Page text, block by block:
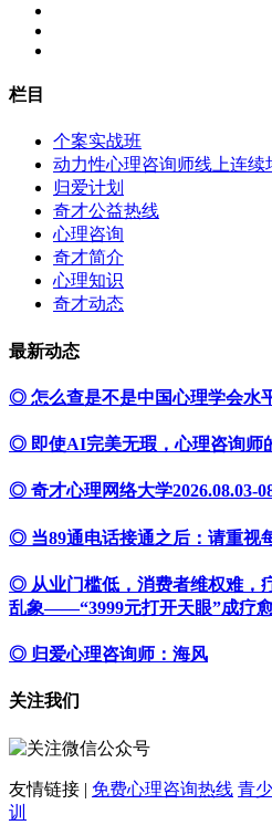
栏目
个案实战班
动力性心理咨询师线上连续
归爱计划
奇才公益热线
心理咨询
奇才简介
心理知识
奇才动态
最新动态
◎ 怎么查是不是中国心理学会水
◎ 即使AI完美无瑕，心理咨询师
◎ 奇才心理网络大学2026.08.03-
◎ 当89通电话接通之后：请重视
◎ 从业门槛低，消费者维权难，
乱象——“3999元打开天眼”成疗
◎ 归爱心理咨询师：海风
关注我们
友情链接 | 免费心理咨询热线 青
训